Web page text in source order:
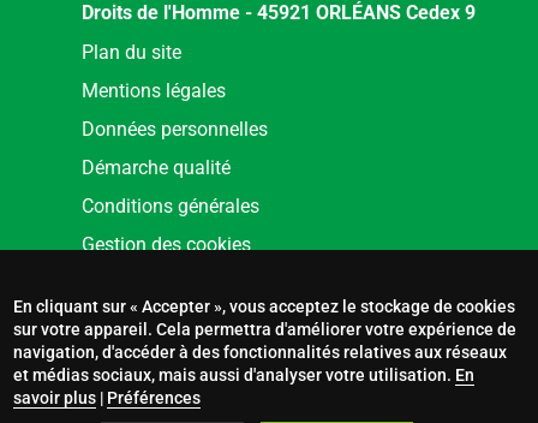
Droits de l'Homme - 45921 ORLÉANS Cedex 9
Menu
Pied
page
Plan du site
Mentions légales
Données personnelles
Démarche qualité
Conditions générales
Gestion des cookies
En cliquant sur « Accepter », vous acceptez le stockage de cookies
sur votre appareil. Cela permettra d'améliorer votre expérience de
navigation, d'accéder à des fonctionnalités relatives aux réseaux
et médias sociaux, mais aussi d'analyser votre utilisation. En
savoir plus | Préférences